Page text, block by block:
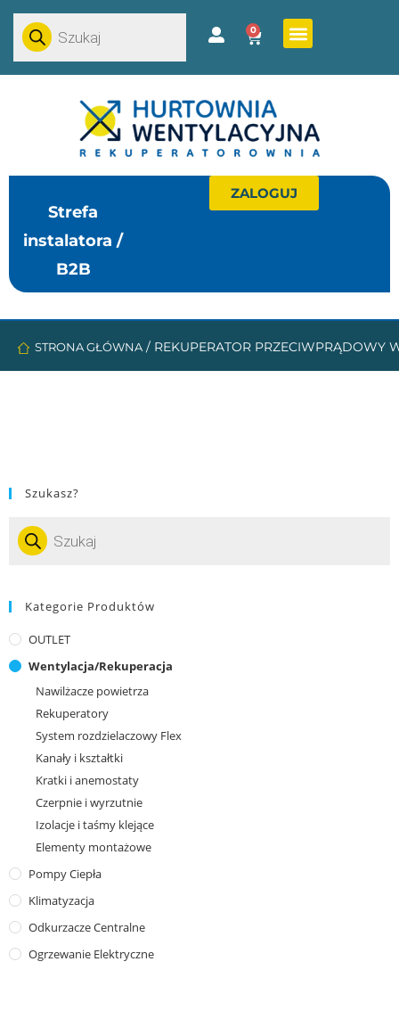
0
Strefa
instalatora /
B2B
ZALOGUJ
STRONA GŁÓWNA / REKUPERATOR PRZECIWPRĄDOWY
Szukasz?
Kategorie Produktów
OUTLET
Wentylacja/Rekuperacja
Nawilżacze powietrza
Rekuperatory
System rozdzielaczowy Flex
Kanały i kształtki
Kratki i anemostaty
Czerpnie i wyrzutnie
Izolacje i taśmy klejące
Elementy montażowe
Pompy Ciepła
Klimatyzacja
Odkurzacze Centralne
Ogrzewanie Elektryczne